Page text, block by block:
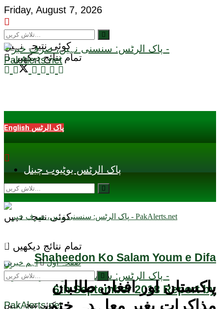
Friday, August 7, 2026
کوئی نتیجہ نہیں
تمام نتائج دیکھیں
English پاک الرٹس
پاک الرٹس یوٹیوب چینل
Shaheedon Ko Salam Youm e Difa
6th September 2018 Report by
کوئی نتیجہ نہیں
تمام نتائج دیکھیں
کوئی نتیجہ نہیں
صفحہ اول اہم خبریں
پاکستان اور افغان طالبان